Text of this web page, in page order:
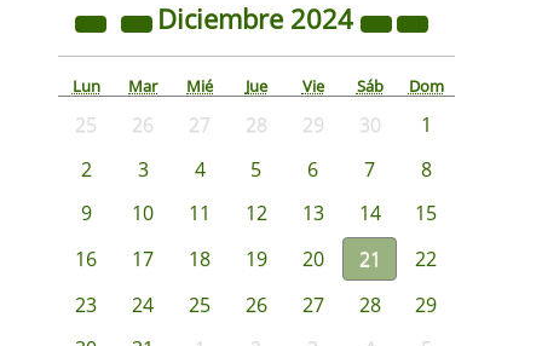
Diciembre 2024
Lun Mar Mié Jue Vie Sáb Dom
25 26 27 28 29 30
1
2
3 4 5 6 7
8
9
10 11 12 13 14
15
16
17 18 19 20 21
22
23
24 25 26 27 28
29